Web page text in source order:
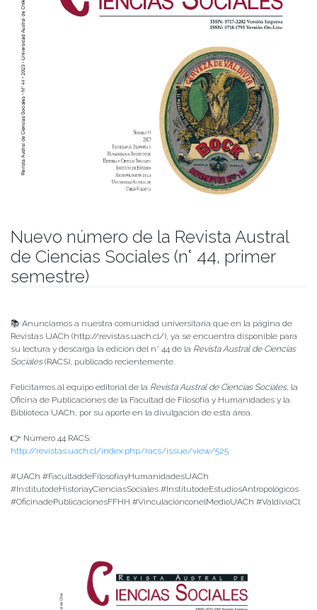
Nuevo número de la Revista Austral
de Ciencias Sociales (n° 44, primer
semestre)
📚 Anunciamos a nuestra comunidad universitaria que en la página de
Revistas UACh (http://revistas.uach.cl/), ya se encuentra disponible para
su lectura y descarga la edición del n° 44 de la Revista Austral de Ciencias
Sociales(RACS), publicado recientemente.
Felicitamos al equipo editorial de la Revista Austral de Ciencias Sociales, la
Oficina de Publicaciones de la Facultad de Filosofía y Humanidades y la
Biblioteca UACh, por su aporte en la divulgación de esta área.
👉 Número 44 RACS:
http://revistas.uach.cl/index.php/racs/issue/view/525
#UACh #FacultaddeFilosofíayHumanidadesUACh
#InstitutodeHistoriayCienciasSociales #InstitutodeEstudiosAntropológicos
#OficinadePublicacionesFFHH #VinculaciónconelMedioUACh #ValdiviaCl